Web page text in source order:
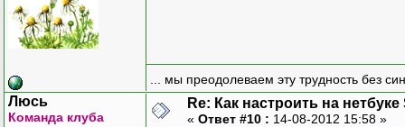
... мы преодолеваем эту трудность без
Люсь
Команда клуба
Re: Как настроить на
« Ответ #10 : 14-08-2012 15:58 »